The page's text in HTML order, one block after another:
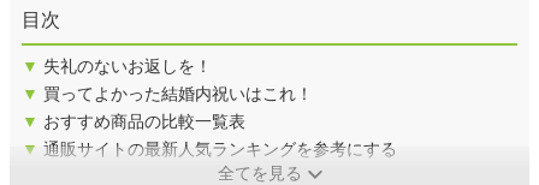
目次
▼ 失礼のないお返しを！
▼ 買ってよかった結婚内祝いはこれ！
▼ おすすめ商品の比較一覧表
▼ 通販サイトの最新人気ランキングを参考にする
全てを見る